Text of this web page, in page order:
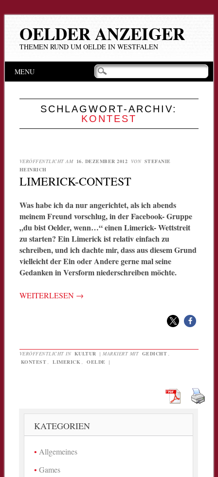
OELDER ANZEIGER
THEMEN RUND UM OELDE IN WESTFALEN
Hauptmenü
Inhalt
MENU
SCHLAGWORT-ARCHIV:
KONTEST
VERÖFFENTLICHT AM 16. DEZEMBER 2012 VON STEFANIE
HEINRICH
LIMERICK-CONTEST
Was habe ich da nur angerichtet, als ich abends
meinem Freund vorschlug, in der Facebook- Gruppe
„du bist Oelder, wenn…“ einen Limerick- Wettstreit
zu starten? Ein Limerick ist relativ einfach zu
schreiben, und ich dachte mir, dass aus diesem Grund
vielleicht der Ein oder Andere gerne mal seine
Gedanken in Versform niederschreiben möchte.
WEITERLESEN →
VERÖFFENTLICHT IN KULTUR |MARKIERT MIT GEDICHT
KONTEST
LIMERICK OELDE |
KATEGORIEN
Allgemeines
Games